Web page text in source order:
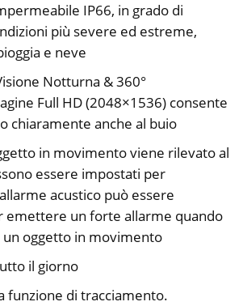
IP66, in grado di
più severe ed estreme,
e neve
Notturna & 360°
Full HD (2048×1536) consente
chiaramente anche al buio
in movimento viene rilevato al
essere impostati per
acustico può essere
emettere un forte allarme quando
oggetto in movimento
il giorno
funzione di tracciamento.